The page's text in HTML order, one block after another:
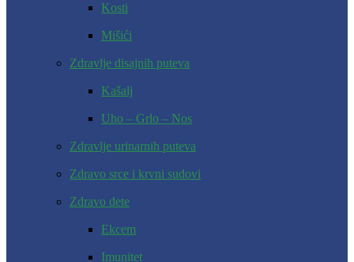
Kosti
Mišići
Zdravlje disajnih puteva
Kašalj
Uho – Grlo – Nos
Zdravlje urinarnih puteva
Zdravo srce i krvni sudovi
Zdravo dete
Ekcem
Imunitet